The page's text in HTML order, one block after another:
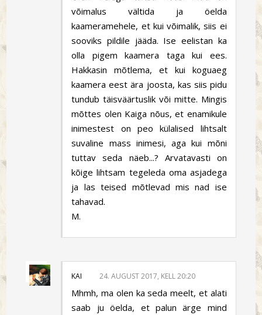
võimalus vältida ja öelda
kaameramehele, et kui võimalik, siis ei
sooviks pildile jääda. Ise eelistan ka
olla pigem kaamera taga kui ees.
Hakkasin mõtlema, et kui koguaeg
kaamera eest ära joosta, kas siis pidu
tundub täisväärtuslik või mitte. Mingis
mõttes olen Kaiga nõus, et enamikule
inimestest on peo külalised lihtsalt
suvaline mass inimesi, aga kui mõni
tuttav seda näeb...? Arvatavasti on
kõige lihtsam tegeleda oma asjadega
ja las teised mõtlevad mis nad ise
tahavad.
M.
KAI 24. AUGUST 2017, KELL 20:20
Mhmh, ma olen ka seda meelt, et alati
saab ju öelda, et palun ärge mind